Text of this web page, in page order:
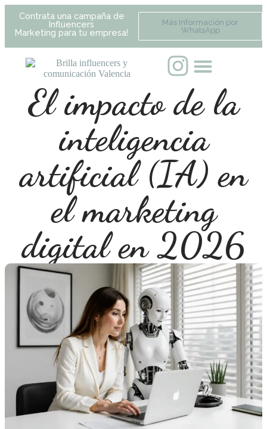
Contrata una campaña de
Influencers
Marketing para tu empresa!
Más Información por
WhatsApp
El impacto de la
inteligencia
artificial (IA) en
el marketing
digital en 2026